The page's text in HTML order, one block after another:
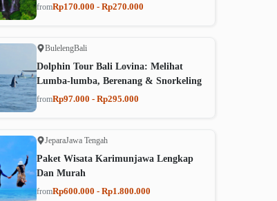
fromRp170.000 - Rp270.000
BulelengBali
Dolphin Tour Bali Lovina: Melihat
Lumba-lumba, Berenang & Snorkeling
fromRp97.000 - Rp295.000
JeparaJawa Tengah
Paket Wisata Karimunjawa Lengkap
Dan Murah
fromRp600.000 - Rp1.800.000